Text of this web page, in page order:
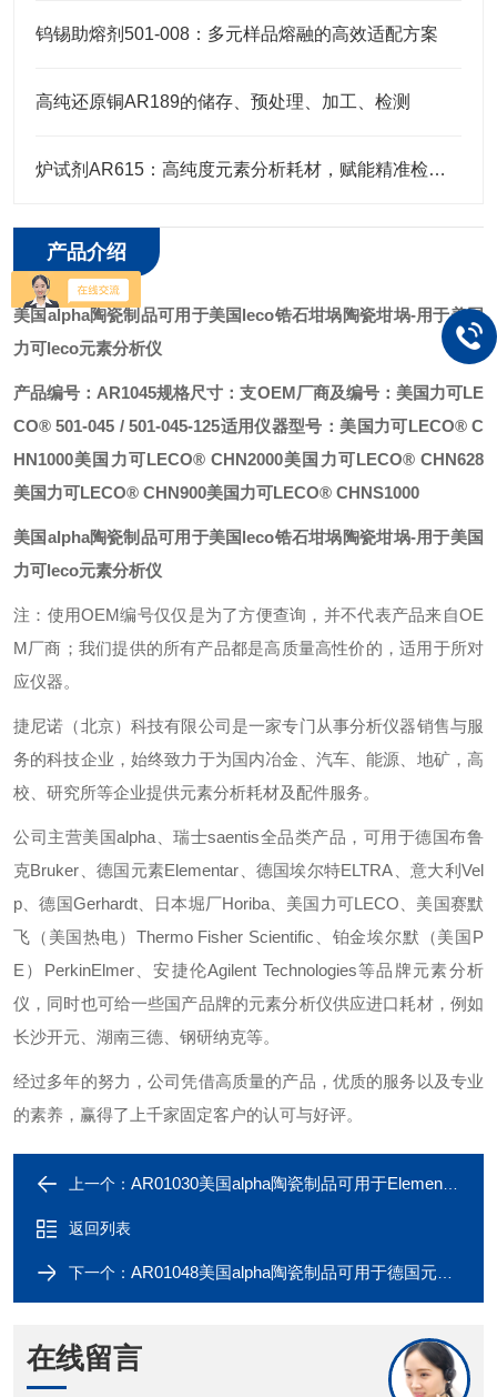
钨锡助熔剂501-008：多元样品熔融的高效适配方案
高纯还原铜AR189的储存、预处理、加工、检测
炉试剂AR615：高纯度元素分析耗材，赋能精准检测高效推进
产品介绍
美国alpha陶瓷制品可用于美国leco锆石坩埚陶瓷坩埚-用于美国
力可leco元素分析仪
产品编号：AR1045规格尺寸：支OEM厂商及编号：美国力可LE
CO® 501-045 / 501-045-125适用仪器型号： 美国力可LECO® C
HN1000美国力可LECO® CHN2000美国力可LECO® CHN628
美国力可LECO® CHN900美国力可LECO® CHNS1000
美国alpha陶瓷制品可用于美国leco锆石坩埚陶瓷坩埚-用于美国
力可leco元素分析仪
注：使用OEM编号仅仅是为了方便查询，并不代表产品来自OE
M厂商；我们提供的所有产品都是高质量高性价的，适用于所对
应仪器。
捷尼诺（北京）科技有限公司是一家专门从事分析仪器销售与服
务的科技企业，始终致力于为国内冶金、汽车、能源、地矿，高
校、研究所等企业提供元素分析耗材及配件服务。
公司主营美国alpha、瑞士saentis全品类产品，可用于德国布鲁
克Bruker、德国元素Elementar、德国埃尔特ELTRA、意大利Vel
p、德国Gerhardt、日本堀厂Horiba、美国力可LECO、美国赛默
飞（美国热电）Thermo Fisher Scientific、铂金埃尔默（美国P
E）PerkinElmer、安捷伦Agilent Technologies等品牌元素分析
仪，同时也可给一些国产品牌的元素分析仪供应进口耗材，例如
长沙开元、湖南三德、钢研纳克等。
经过多年的努力，公司凭借高质量的产品，优质的服务以及专业
的素养，赢得了上千家固定客户的认可与好评。
上一个： AR01030美国alpha陶瓷制品可用于Elementar燃烧管
返回列表
下一个： AR01048美国alpha陶瓷制品可用于德国元素燃烧管
在线留言